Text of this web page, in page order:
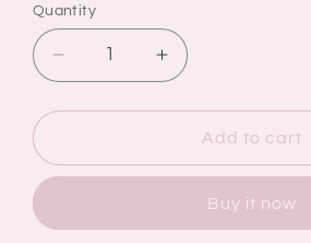
Quantity
Quantity
Decrease
quantity
for
本
Increase
quantity
for
本
ettusais
Add to cart
Buy it now